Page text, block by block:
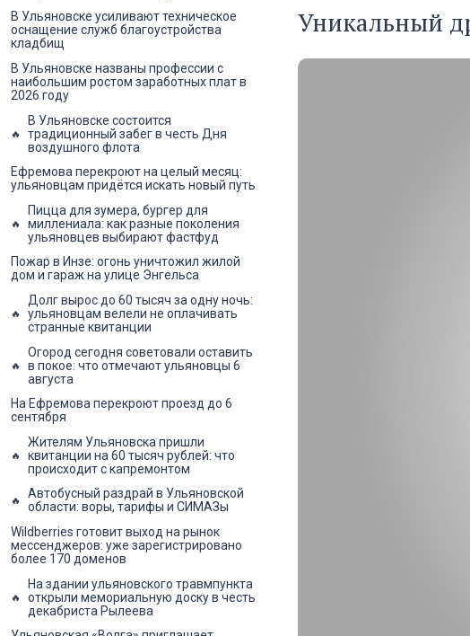
Уникальный
В Ульяновске усиливают техническое
оснащение служб благоустройства
кладбищ
В Ульяновске названы профессии с
наибольшим ростом заработных плат в
2026 году
В Ульяновске состоится
традиционный забег в честь Дня
воздушного флота
Ефремова перекроют на целый месяц:
ульяновцам придётся искать новый путь
Пицца для зумера, бургер для
миллениала: как разные поколения
ульяновцев выбирают фастфуд
Пожар в Инзе: огонь уничтожил жилой
дом и гараж на улице Энгельса
Долг вырос до 60 тысяч за одну ночь:
ульяновцам велели не оплачивать
странные квитанции
Огород сегодня советовали оставить
в покое: что отмечают ульяновцы 6
августа
На Ефремова перекроют проезд до 6
сентября
Жителям Ульяновска пришли
квитанции на 60 тысяч рублей: что
происходит с капремонтом
Автобусный раздрай в Ульяновской
области: воры, тарифы и СИМАЗы
Wildberries готовит выход на рынок
мессенджеров: уже зарегистрировано
более 170 доменов
На здании ульяновского травмпункта
открыли мемориальную доску в честь
декабриста Рылеева